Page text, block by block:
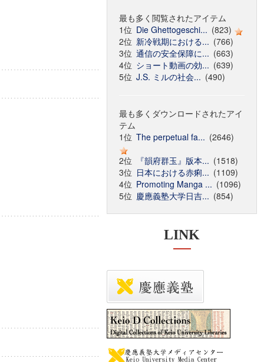
最も多く閲覧されたアイテム
1位 Die Ghettogeschi... (823)
2位 新冷戦期における... (766)
3位 通信の安全保障に... (663)
4位 ショート動画の効... (639)
5位 J.S. ミルの社会... (490)
最も多くダウンロードされたアイ
テム
1位 The perpetual fa... (2646)
2位
『韻府群玉』版本... (1518)
3位 日本における赤痢... (1109)
4位 Promoting Manga ... (1096)
5位 慶應義塾大学日吉... (854)
LINK